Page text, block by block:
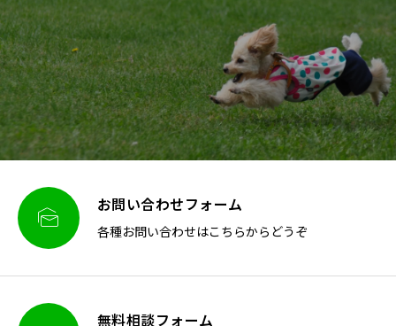
 お問い合わせフォーム
各種お問い合わせはこちらからどうぞ
無料相談フォーム